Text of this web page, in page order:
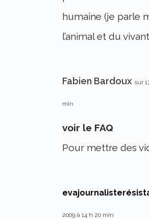
humaine (je parle
l’animal et du
Fabien Bardoux sur
min
voir le FAQ
Pour mettre des
2009 à 14 h 20 min